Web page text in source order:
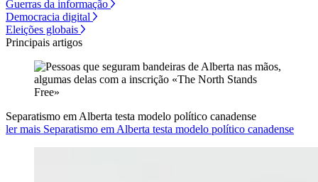
Guerras da informação
Democracia digital
Eleições globais
Principais artigos
Separatismo em Alberta testa modelo político canadense
ler mais Separatismo em Alberta testa modelo político canadense